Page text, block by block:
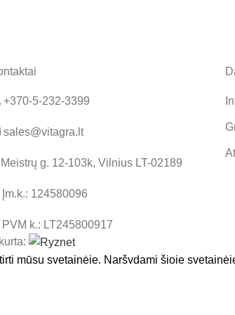
+370-5-232-3399
sales@vitagra.lt
Meistrų g. 12-103k, Vilnius LT-02189
Įm.k.: 124580096
PVM k.: LT245800917
mūsų svetainėje. Naršydami šioje